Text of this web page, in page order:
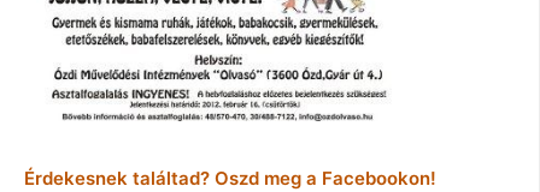
Érdekesnek találtad? Oszd meg a Facebookon!